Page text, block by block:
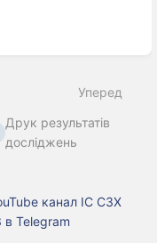
Уперед
Друк результатів
досліджень
канал ІС СЗХ
Telegram